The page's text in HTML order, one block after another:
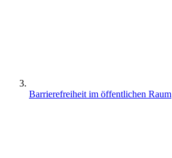
Barrierefreiheit im öffentlichen Raum